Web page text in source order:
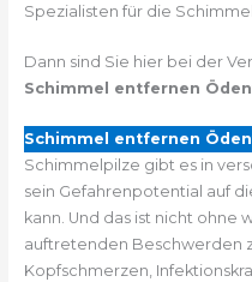
Spezialisten für die
Dann sind Sie hier bei der
Schimmel entfernen
Schimmel entfernen
Schimmelpilze gibt es in
sein Gefahrenpotential auf
kann. Und das ist nicht ohne
auftretenden Beschwerden
Kopfschmerzen,